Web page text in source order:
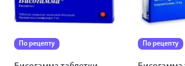
По рецепту По рецепту